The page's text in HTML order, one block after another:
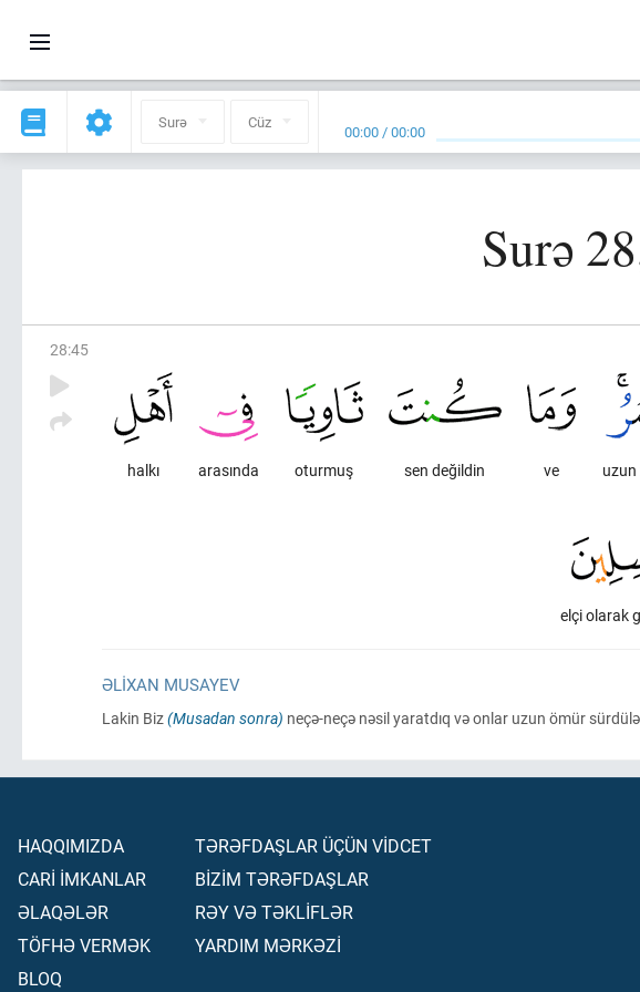
Surə Cüz 00:00 /00:00
Surə
28:45
ve
sen değildin
oturmuş
arasında
halkı
elçi olarak
ƏLIXAN MUSAYEV
Lakin Biz(Musadan sonra) neçə-neçə nəsil yaratdıq və onlar uzun ömür
HAQQIMIZDA
CARİ İMKANLAR
ƏLAQƏLƏR
TÖFHƏ VERMƏK
BLOQ
TƏRƏFDAŞLAR ÜÇÜN VİDCET
BİZİM TƏRƏFDAŞLAR
RƏY VƏ TƏKLİFLƏR
YARDIM MƏRKƏZİ